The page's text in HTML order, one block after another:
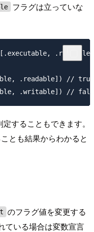
フラグは立っていな
.readable]) // true
することもできます。
とも結果からわかると
のフラグ値を変更する
ている場合は変数宣言